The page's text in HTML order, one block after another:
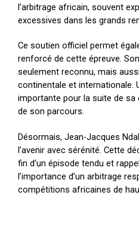
l’arbitrage africain, souvent
excessives dans les grands
Ce soutien officiel permet
renforcé de cette épreuve.
seulement reconnu, mais
continentale et internationale.
importante pour la suite de sa
de son parcours.
Désormais, Jean-Jacques
l’avenir avec sérénité. Cette
fin d’un épisode tendu et
l’importance d’un arbitrage
compétitions africaines de